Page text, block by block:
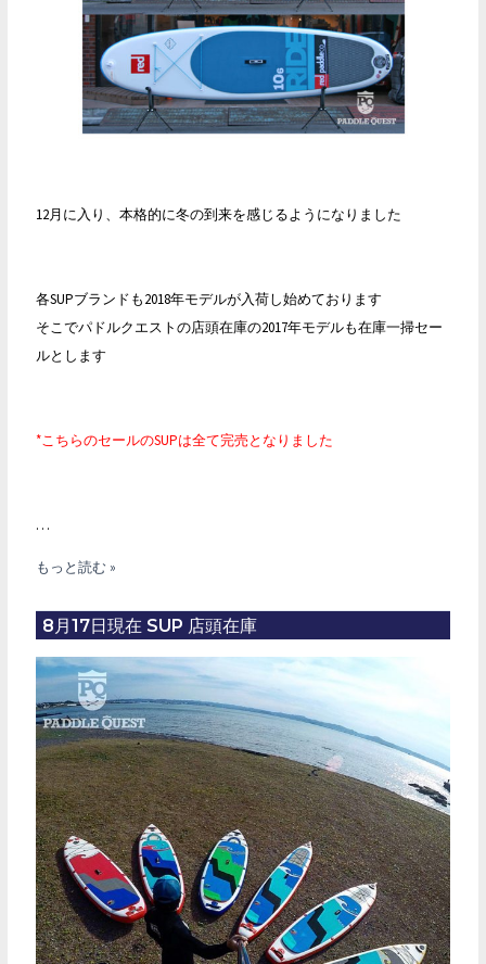
12月に入り、本格的に冬の到来を感じるようになりました
各SUPブランドも2018年モデルが入荷し始めております
そこでパドルクエストの店頭在庫の2017年モデルも在庫一掃セー
ルとします
*こちらのセールのSUPは全て完売となりました
…
2017
モ
ル
SUP
店
頭
在
庫
セ
ー
ル
開
もっと読む »
8月17日現在 SUP 店頭在庫